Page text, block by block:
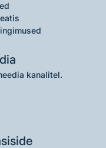
kanalitel.